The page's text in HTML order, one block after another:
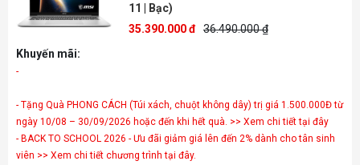
11 | Bạc)
35.390.000 đ 36.490.000 ₫
Khuyến mãi:
- Tặng Quà PHONG CÁCH (Túi xách, chuột không dây) trị giá 1.500.000Đ từ
ngày 10/08 – 30/09/2026 hoặc đến khi hết quà. >> Xem chi tiết tại đây
- BACK TO SCHOOL 2026 - Ưu đãi giảm giá lên đến 2% dành cho tân sinh
viên >> Xem chi tiết chương trình tại đây.